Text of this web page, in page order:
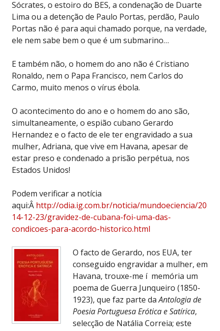
Sócrates, o estoiro do BES, a condenação de Duarte
Lima ou a detenção de Paulo Portas, perdão, Paulo
Portas não é para aqui chamado porque, na verdade,
ele nem sabe bem o que é um submarino…
E também não, o homem do ano não é Cristiano
Ronaldo, nem o Papa Francisco, nem Carlos do
Carmo, muito menos o vírus ébola.
O acontecimento do ano e o homem do ano são,
simultaneamente, o espião cubano Gerardo
Hernandez e o facto de ele ter engravidado a sua
mulher, Adriana, que vive em Havana, apesar de
estar preso e condenado a prisão perpétua, nos
Estados Unidos!
Podem verificar a notícia
aqui:Â http://odia.ig.com.br/noticia/mundoeciencia/20
14-12-23/gravidez-de-cubana-foi-uma-das-
condicoes-para-acordo-historico.html
O facto de Gerardo, nos EUA, ter
conseguido engravidar a mulher, em
Havana, trouxe-me í memória um
poema de Guerra Junqueiro (1850-
1923), que faz parte daAntologia de
Poesia Portuguesa Erótica e Satírica,
selecção de Natália Correia; este